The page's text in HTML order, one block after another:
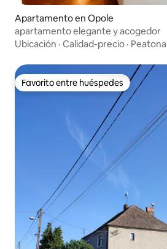
Apartamento en Opole
apartamento elegante y acogedor
Ubicación · Calidad-precio · Peatonal
Favorito entre huéspedes
Favorito entre huéspedes